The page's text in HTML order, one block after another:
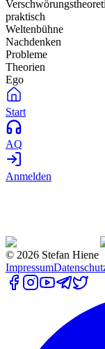
praktisch
Weltenbühne
Nachdenken
Probleme
Theorien
Ego
Start
AQ
Anmelden
© 2026 Stefan Hiene
Impressum